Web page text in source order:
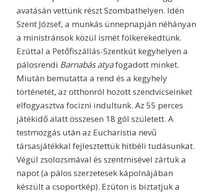
avatásán vettünk részt Szombathelyen. Idén
Szent József, a munkás ünnepnapján néhányan
a ministránsok közül ismét fölkerekedtünk.
Ezúttal a Petőfiszállás-Szentkút kegyhelyen a
pálosrendi Barnabás atyafogadott minket.
Miután bemutatta a rend és a kegyhely
történetét, az otthonról hozott szendvicseinket
elfogyasztva focizni indultunk. Az 55 perces
játékidő alatt összesen 18 gól született. A
testmozgás után az Eucharistia nevű
társasjátékkal fejlesztettük hitbéli tudásunkat.
Végül zsolozsmával és szentmisével zártuk a
napot (a pálos szerzetesek kápolnájában
készült a csoportkép). Ezúton is biztatjuk a